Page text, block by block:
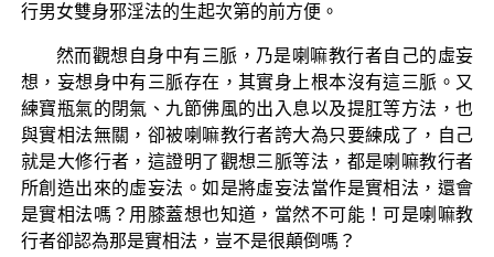
行男女雙身邪淫法的生起次第的前方便。
然而觀想自身中有三脈，乃是喇嘛教行者自己的虛妄
想，妄想身中有三脈存在，其實身上根本沒有這三脈。又
練寶瓶氣的閉氣、九節佛風的出入息以及提肛等方法，也
與實相法無關，卻被喇嘛教行者誇大為只要練成了，自己
就是大修行者，這證明了觀想三脈等法，都是喇嘛教行者
所創造出來的虛妄法。如是將虛妄法當作是實相法，還會
是實相法嗎？用膝蓋想也知道，當然不可能！可是喇嘛教
行者卻認為那是實相法，豈不是很顛倒嗎？